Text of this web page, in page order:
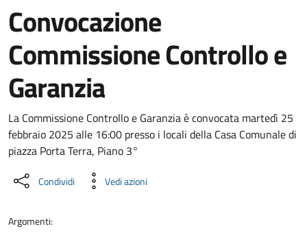
Convocazione
Commissione Controllo e
Garanzia
???portal.DettaglioConvocazione???
La Commissione Controllo e Garanzia è convocata martedì 25
febbraio 2025 alle 16:00 presso i locali della Casa Comunale di
piazza Porta Terra, Piano 3°
Condividi Vedi azioni
Argomenti: